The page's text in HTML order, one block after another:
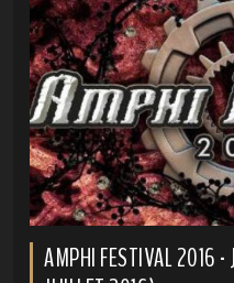
AMPHI FESTIVAL 2016 -